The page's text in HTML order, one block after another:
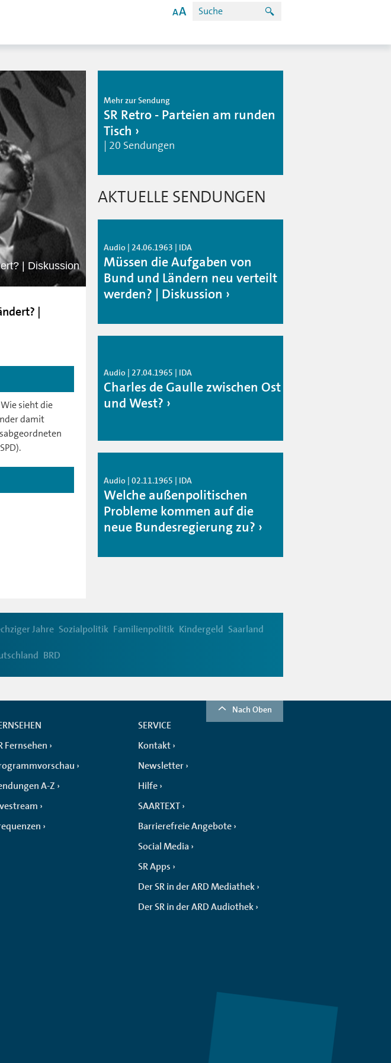
| Diskussion
|
sieht die
damit
Mehr zur Sendung
SR Retro - Parteien am runden
Tisch
| 20 Sendungen
AKTUELLE SENDUNGEN
Audio | 24.06.1963 | IDA
Müssen die Aufgaben von
Bund und Ländern neu verteilt
werden? | Diskussion
Audio | 27.04.1965 | IDA
Charles de Gaulle zwischen Ost
und West?
Audio | 02.11.1965 | IDA
Welche außenpolitischen
Probleme kommen auf die
neue Bundesregierung zu?
Jahre Sozialpolitik Familienpolitik Kindergeld Saarland
BRD
Nach Oben
Fernsehen
A-Z
SERVICE
Kontakt
Newsletter
Hilfe
SAARTEXT
Barrierefreie Angebote
Social Media
SR Apps
Der SR in der ARD Mediathek
Der SR in der ARD Audiothek